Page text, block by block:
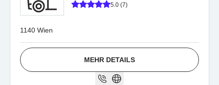
5.0 (7)
1140 Wien
MEHR DETAILS